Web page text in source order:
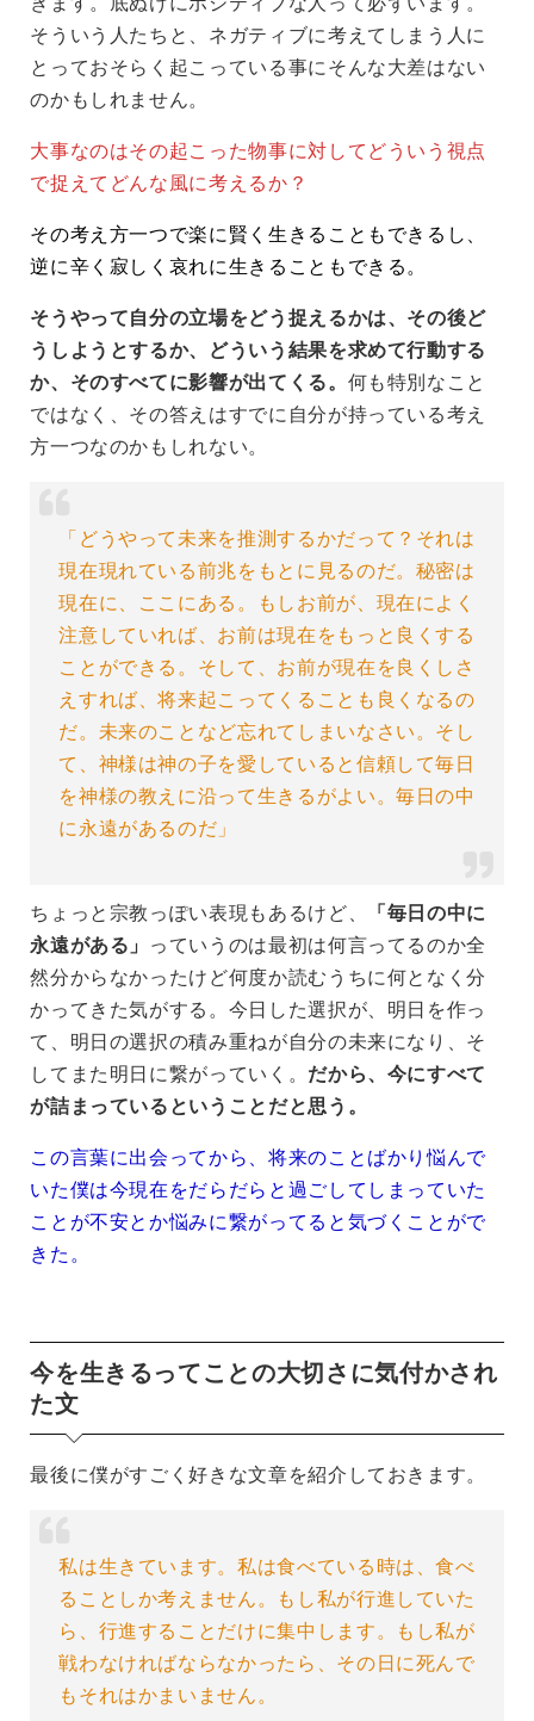
そういう人たちと、ネガティブに考えてしまう人に
とっておそらく起こっている事にそんな大差はない
のかもしれません。
大事なのはその起こった物事に対してどういう視点
で捉えてどんな風に考えるか？
その考え方一つで楽に賢く生きることもできるし、
逆に辛く寂しく哀れに生きることもできる。
そうやって自分の立場をどう捉えるかは、その後ど
うしようとするか、どういう結果を求めて行動する
か、そのすべてに影響が出てくる。 何も特別なこと
ではなく、その答えはすでに自分が持っている考え
方一つなのかもしれない。
「どうやって未来を推測するかだって？それは
現在現れている前兆をもとに見るのだ。秘密は
現在に、ここにある。もしお前が、現在によく
注意していれば、お前は現在をもっと良くする
ことができる。そして、お前が現在を良くしさ
えすれば、将来起こってくることも良くなるの
だ。未来のことなど忘れてしまいなさい。そし
て、神様は神の子を愛していると信頼して毎日
を神様の教えに沿って生きるがよい。毎日の中
に永遠があるのだ」
ちょっと宗教っぽい表現もあるけど、
「毎日の中に
永遠がある」
っていうのは最初は何言ってるのか全
然分からなかったけど何度か読むうちに何となく分
かってきた気がする。今日した選択が、明日を作っ
て、明日の選択の積み重ねが自分の未来になり、そ
してまた明日に繋がっていく。 だから、今にすべて
が詰まっているということだと思う。
この言葉に出会ってから、将来のことばかり悩んで
いた僕は今現在をだらだらと過ごしてしまっていた
ことが不安とか悩みに繋がってると気づくことがで
きた。
今を生きるってことの大切さに気付かされ
た文
最後に僕がすごく好きな文章を紹介しておきます。
私は生きています。私は食べている時は、食べ
ることしか考えません。もし私が行進していた
ら、行進することだけに集中します。もし私が
戦わなければならなかったら、その日に死んで
もそれはかまいません。